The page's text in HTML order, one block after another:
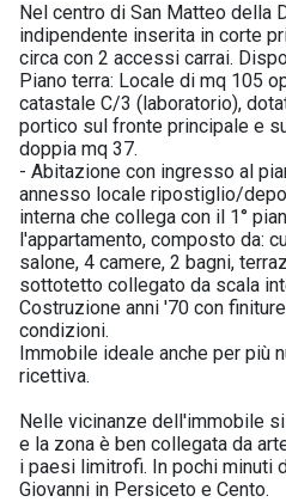
Nel centro di San Matteo della
indipendente inserita in corte
circa con 2 accessi carrai.
Piano terra: Locale di mq 105
catastale C/3 (laboratorio),
portico sul fronte principale e
doppia mq 37.
- Abitazione con ingresso al
annesso locale ripostiglio/
interna che collega con il 1°
l'appartamento, composto da:
salone, 4 camere, 2 bagni,
sottotetto collegato da scala
Costruzione anni '70 con
condizioni.
Immobile ideale anche per più
ricettiva.
Nelle vicinanze dell'immobile
e la zona è ben collegata da
i paesi limitrofi. In pochi minuti
Giovanni in Persiceto e Cento.